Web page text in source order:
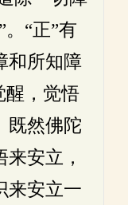
“正”有
和所知障
醒，觉悟
既然佛陀
安立，
来安立一